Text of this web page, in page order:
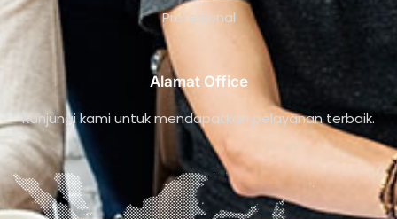
Profesional
Alamat Office
Kunjungi kami untuk mendapatkan pelayanan terbaik.